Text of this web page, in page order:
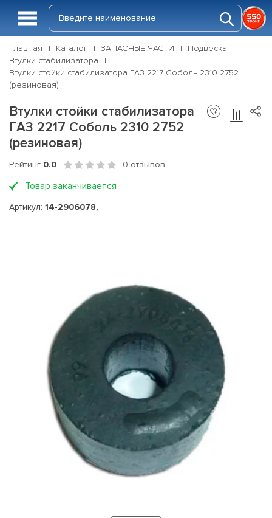
Главная Каталог ЗАПАСНЫЕ ЧАСТИ
Подвеска
Втулки стабилизатора
Втулки стойки стабилизатора ГАЗ 2217 Соболь 2310 2752
(резиновая)
Втулки стойки стабилизатора
ГАЗ 2217 Соболь 2310 2752
(резиновая)
Рейтинг 0.0 0 отзывов
Товар заканчивается
Артикул: 14-2906078,